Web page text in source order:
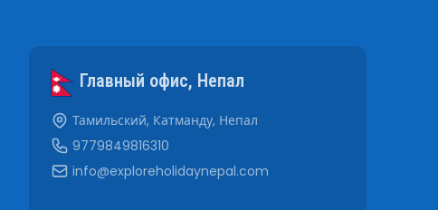
Главный офис, Непал
Тамильский, Катманду, Непал
9779849816310
info@exploreholidaynepal.com